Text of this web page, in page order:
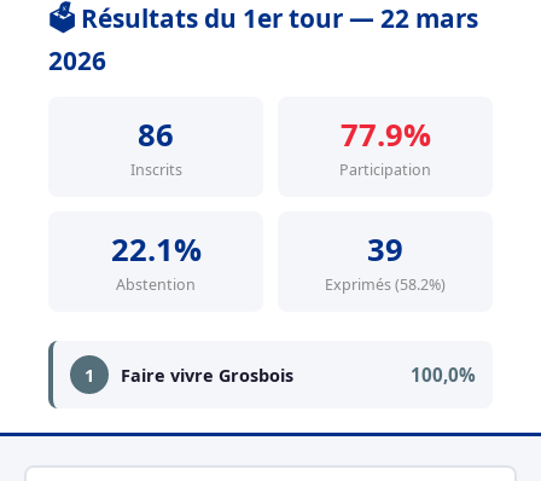
🗳️ Résultats du 1er tour — 22 mars
2026
86
Inscrits
77.9%
Participation
22.1%
Abstention
39
Exprimés (58.2%)
1 Faire vivre Grosbois 100,0%